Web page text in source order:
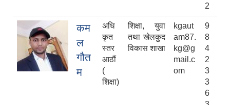
2
कम
ल
गौत
म
अधि
कृत
स्तर
आठौं
(
शिक्षा)
शिक्षा, युवा
तथा खेलकुद
विकास शाखा
kgaut
am87.
kg@g
mail.c
om
9
8
4
2
3
3
6